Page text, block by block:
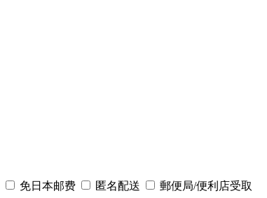
免日本邮费 匿名配送 郵便局/便利店受取